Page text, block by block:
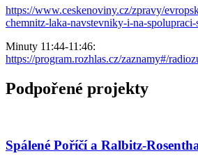
https://www.ceskenoviny.cz/zpravy/
chemnitz-laka-navstevniky-i-na-spolupraci-
Minuty 11:44-11:46:
https://program.rozhlas.cz/zaznamy#/
Podpořené projekty
Spálené Poříčí a Ralbitz-